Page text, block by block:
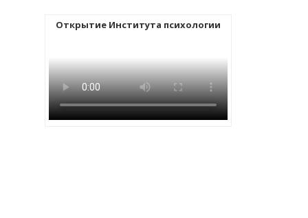
Открытие Института психологии